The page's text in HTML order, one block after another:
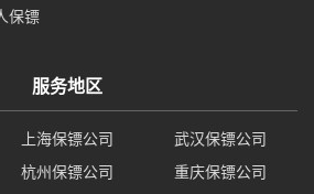
保镖
服务地区
上海保镖公司
武汉保镖公司
杭州保镖公司 重庆保镖公司